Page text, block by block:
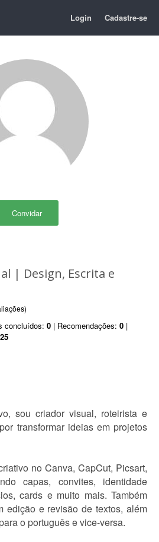
Login Cadastre-se
Convidar
| Design, Escrita e
concluídos: 0 | Recomendações: 0 |
sou criador visual, roteirista e
transformar ideias em projetos
no Canva, CapCut, Picsart,
capas, convites, identidade
cards e muito mais. Também
edição e revisão de textos, além
o português e vice-versa.